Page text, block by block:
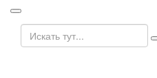
Искать: